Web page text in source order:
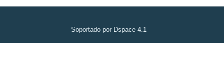
Soportado por Dspace 4.1